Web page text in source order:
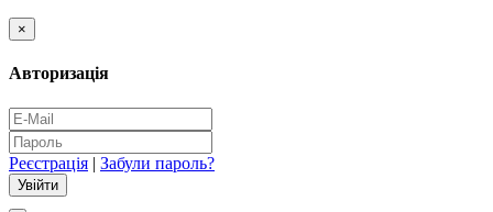
×
Авторизація
Реєстрація | Забули пароль?